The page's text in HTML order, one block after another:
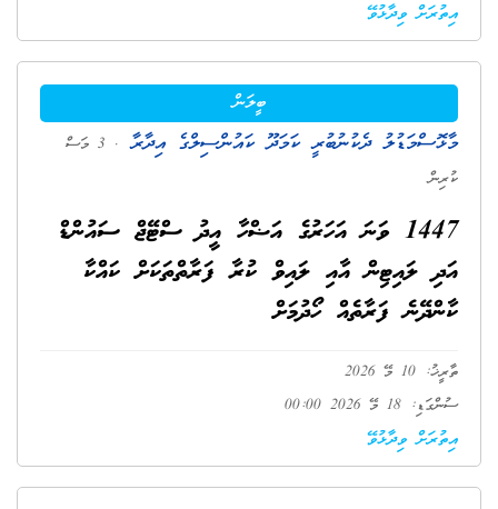
އިތުރަށް ވިދާޅުވޭ
ބީލަން
މާޅޮސްމަޑުލު ދެކުނުބުރީ ކަމަދޫ ކައުންސިލްގެ އިދާރާ
. 3 މަސް
ކުރިން
1447 ވަނަ އަހަރުގެ އަޟްހާ އީދު ސްޓޭޖް ސައުންޑް
އަދި ލައިޓިން އާއި ލައިވް ކުރާ ފަރާތްތަކަށް ކައްކާ
ކާންދޭނެ ފަރާތެއް ހޯދުމަށް
ތާރީޚު: 10 މޭ 2026
ސުންގަޑި: 18 މޭ 2026 00:00
އިތުރަށް ވިދާޅުވޭ